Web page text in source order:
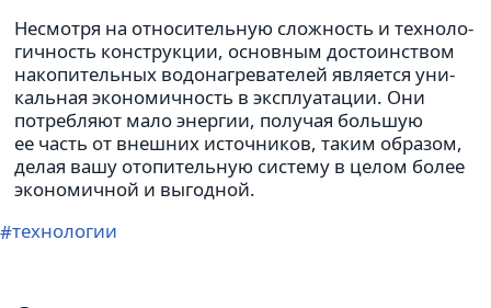
Несмотря на отно­си­тель­ную слож­ность и тех­но­ло­
гич­ность кон­струк­ции, основ­ным досто­ин­ством
нако­пи­тель­ных водо­на­гре­ва­те­лей явля­ется уни­
каль­ная эко­но­мич­ность в экс­плу­а­та­ции. Они
потреб­ляют мало энер­гии, полу­чая боль­шую
ее часть от внеш­них источ­ни­ков, таким обра­зом,
делая вашу ото­пи­тель­ную систему в целом более
эко­но­мич­ной и выгодной.
технологии